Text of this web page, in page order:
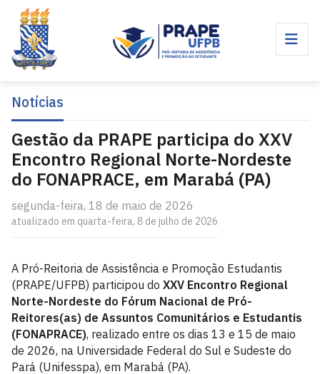
Notícias
Gestão da PRAPE participa do XXV
Encontro Regional Norte-Nordeste
do FONAPRACE, em Marabá (PA)
segunda-feira, 18 de maio de 2026
atualizado em quarta-feira, 8 de julho de 2026
A Pró-Reitoria de Assistência e Promoção Estudantis
(PRAPE/UFPB) participou do XXV Encontro Regional
Norte-Nordeste do Fórum Nacional de Pró-
Reitores(as) de Assuntos Comunitários e Estudantis
(FONAPRACE), realizado entre os dias 13 e 15 de maio
de 2026, na Universidade Federal do Sul e Sudeste do
Pará (Unifesspa), em Marabá (PA).